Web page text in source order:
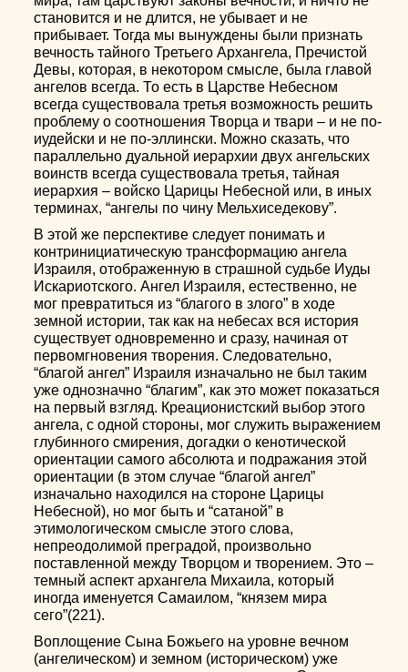
становится и не длится, не убывает и не
прибывает. Тогда мы вынуждены были признать
вечность тайного Третьего Архангела, Пречистой
Девы, которая, в некотором смысле, была главой
ангелов всегда. То есть в Царстве Небесном
всегда существовала третья возможность решить
проблему о соотношения Творца и твари – и не по-
иудейски и не по-эллински. Можно сказать, что
параллельно дуальной иерархии двух ангельских
воинств всегда существовала третья, тайная
иерархия – войско Царицы Небесной или, в иных
терминах, “ангелы по чину Мельхиседекову”.
В этой же перспективе следует понимать и
контринициатическую трансформацию ангела
Израиля, отображенную в страшной судьбе Иуды
Искариотского. Ангел Израиля, естественно, не
мог превратиться из “благого в злого” в ходе
земной истории, так как на небесах вся история
существует одновременно и сразу, начиная от
первомгновения творения. Следовательно,
“благой ангел” Израиля изначально не был таким
уже однозначно “благим”, как это может показаться
на первый взгляд. Креационистский выбор этого
ангела, с одной стороны, мог служить выражением
глубинного смирения, догадки о кенотической
ориентации самого абсолюта и подражания этой
ориентации (в этом случае “благой ангел”
изначально находился на стороне Царицы
Небесной), но мог быть и “сатаной” в
этимологическом смысле этого слова,
непреодолимой преградой, произвольно
поставленной между Творцом и творением. Это –
темный аспект архангела Михаила, который
иногда именуется Самаилом, “князем мира
сего”(221).
Воплощение Сына Божьего на уровне вечном
(ангелическом) и земном (историческом) уже